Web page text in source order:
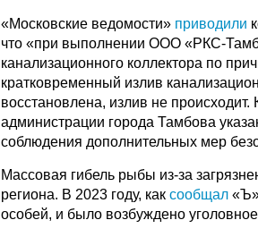
«Московские ведомости» приводили
что «при выполнении ООО «РКС-
канализационного коллектора по
кратковременный излив
восстановлена, излив не
администрации города Тамбова
соблюдения дополнительных мер
Массовая гибель рыбы из-за
региона. В 2023 году, каксообщал
особей, и было возбуждено